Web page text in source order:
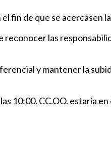
de que se
las
y mantener la
CC.OO. estaría